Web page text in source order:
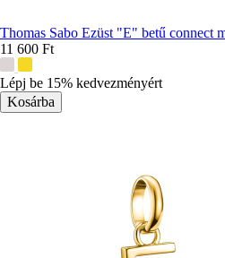
Thomas Sabo Ezüst "E" betű connect
11 600 Ft
színek:
Lépj be 15% kedvezményért